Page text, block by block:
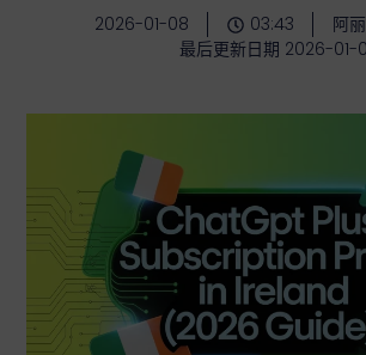
2026-01-08 03:43
阿
最后更新日期 2026-01-